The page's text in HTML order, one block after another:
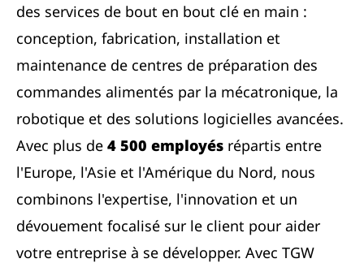
des services de bout en bout clé en main :
conception, fabrication, installation et
maintenance de centres de préparation des
commandes alimentés par la mécatronique, la
robotique et des solutions logicielles avancées.
Avec plus de 4 500 employés répartis entre
l'Europe, l'Asie et l'Amérique du Nord, nous
combinons l'expertise, l'innovation et un
dévouement focalisé sur le client pour aider
votre entreprise à se développer. Avec TGW